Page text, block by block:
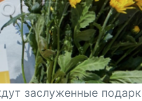
заслуженные